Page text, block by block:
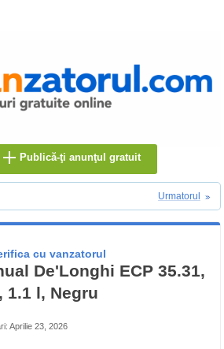
Publică-ţi anunţul gratuit
Urmatorul
cu vanzatorul
De'Longhi ECP 35.31,
1.1 l, Negru
Aprilie 23, 2026